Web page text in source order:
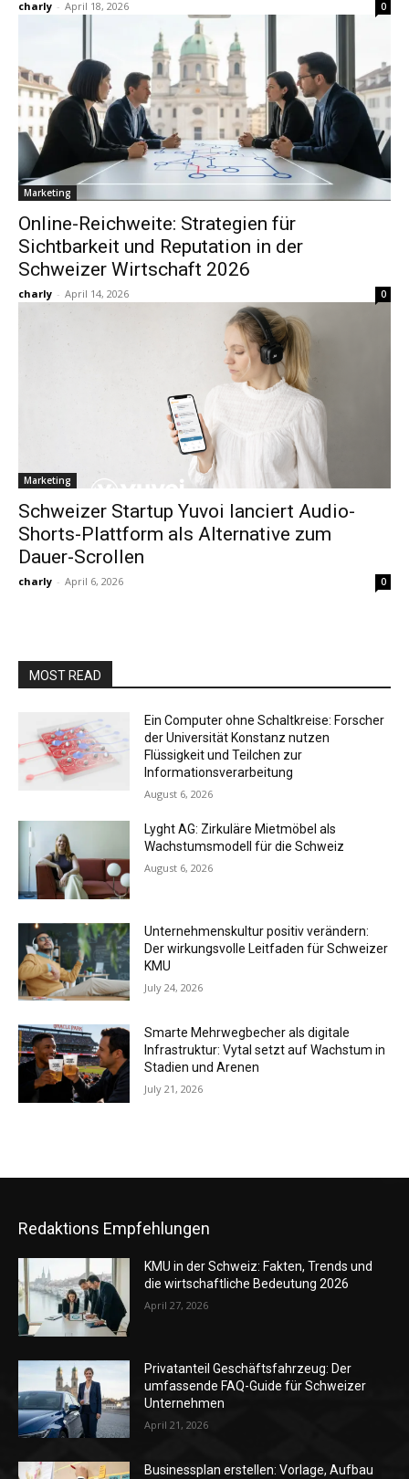
charly - April 18, 2026 0
Marketing
Online-Reichweite: Strategien für
Sichtbarkeit und Reputation in der
Schweizer Wirtschaft 2026
charly - April 14, 2026 0
Marketing
Schweizer Startup Yuvoi lanciert Audio-
Shorts-Plattform als Alternative zum
Dauer-Scrollen
charly - April 6, 2026 0
MOST READ
Ein Computer ohne Schaltkreise: Forscher
der Universität Konstanz nutzen
Flüssigkeit und Teilchen zur
Informationsverarbeitung
August 6, 2026
Lyght AG: Zirkuläre Mietmöbel als
Wachstumsmodell für die Schweiz
August 6, 2026
Unternehmenskultur positiv verändern:
Der wirkungsvolle Leitfaden für Schweizer
KMU
July 24, 2026
Smarte Mehrwegbecher als digitale
Infrastruktur: Vytal setzt auf Wachstum in
Stadien und Arenen
July 21, 2026
Redaktions Empfehlungen
KMU in der Schweiz: Fakten, Trends und
die wirtschaftliche Bedeutung 2026
April 27, 2026
Privatanteil Geschäftsfahrzeug: Der
umfassende FAQ-Guide für Schweizer
Unternehmen
April 21, 2026
Businessplan erstellen: Vorlage, Aufbau